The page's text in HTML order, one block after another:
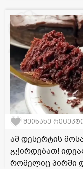
შეინახე რეცეპტი
ამ დესერტის
გჭირდებათ!
რომელიც პირში